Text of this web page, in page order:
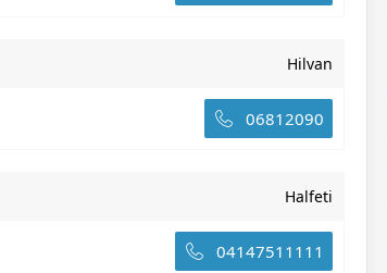
Hilvan
06812090
Halfeti
04147511111